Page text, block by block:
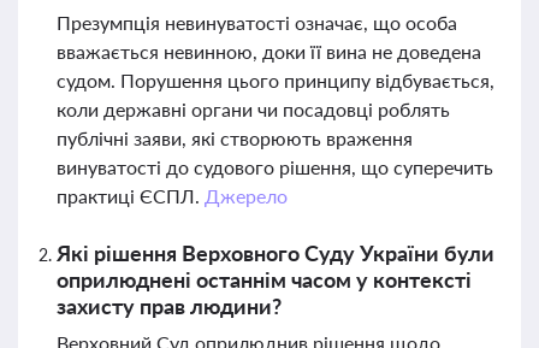
Презумпція невинуватості означає, що особа
вважається невинною, доки її вина не доведена
судом. Порушення цього принципу відбувається,
коли державні органи чи посадовці роблять
публічні заяви, які створюють враження
винуватості до судового рішення, що суперечить
практиці ЄСПЛ. Джерело
Які рішення Верховного Суду України були
оприлюднені останнім часом у контексті
захисту прав людини?
Верховний Суд оприлюднив рішення щодо